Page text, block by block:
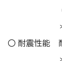
（数値
＊全
〇 耐震性能